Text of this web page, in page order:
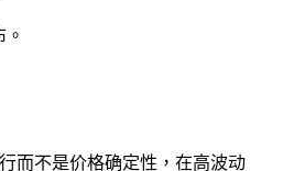
而不是价格确定性，在高波动